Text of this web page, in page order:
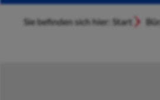
Sie befinden sich hier: Start